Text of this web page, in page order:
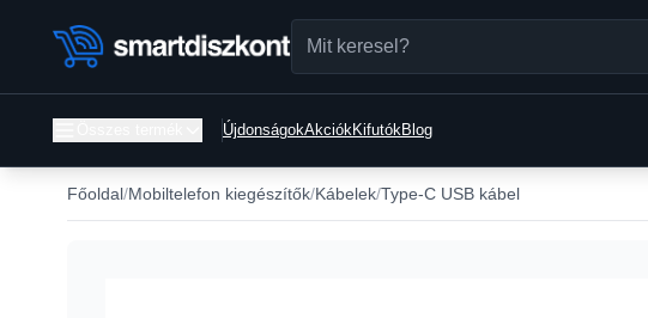
ÚjdonságokAkciókKifutókBlog
Főoldal Mobiltelefon kiegészítők Kábelek Type-C USB kábel